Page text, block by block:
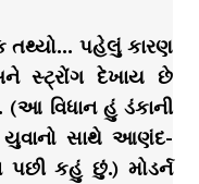
તથ્યો… પહેલું કારણ
સ્ટ્રોંગ દેખાય છે
વિધાન હું ડંકાની
યુવાનો સાથે આણંદ-
પછી કહું છું.) મોડર્ન